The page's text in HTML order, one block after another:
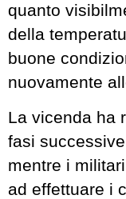
quanto
della
buone
nuovamente
La vicenda ha
fasi
mentre i
ad effettuare i